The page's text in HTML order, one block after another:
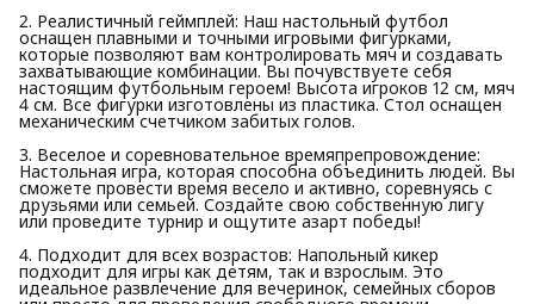
2. Реалистичный геймплей: Наш настольный футбол
оснащен плавными и точными игровыми фигурками,
которые позволяют вам контролировать мяч и создавать
захватывающие комбинации. Вы почувствуете себя
настоящим футбольным героем! Высота игроков 12 см, мяч
4 см. Все фигурки изготовлены из пластика. Стол оснащен
механическим счетчиком забитых голов.
3. Веселое и соревновательное времяпрепровождение:
Настольная игра, которая способна объединить людей. Вы
сможете провести время весело и активно, соревнуясь с
друзьями или семьей. Создайте свою собственную лигу
или проведите турнир и ощутите азарт победы!
4. Подходит для всех возрастов: Напольный кикер
подходит для игры как детям, так и взрослым. Это
идеальное развлечение для вечеринок, семейных сборов